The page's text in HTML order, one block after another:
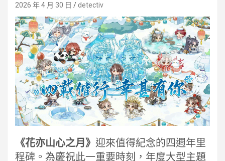
2026 年 4 月 30 日 detectiv
《花亦山心之月》 迎來值得紀念的四週年里
程碑。為慶祝此一重要時刻，年度大型主題